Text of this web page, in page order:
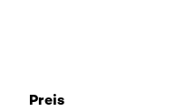
Preis